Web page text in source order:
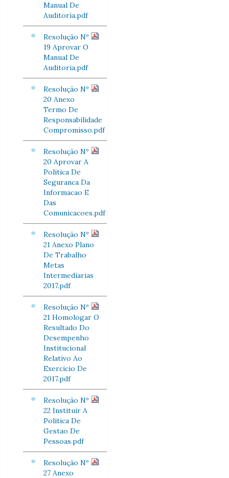
Manual De
Auditoria.pdf
Resolução Nº
19 Aprovar O
Manual De
Auditoria.pdf
Resolução Nº
20 Anexo
Termo De
Responsabilidade
Compromisso.pdf
Resolução Nº
20 Aprovar A
Politica De
Seguranca Da
Informacao E
Das
Comunicacoes.pdf
Resolução Nº
21 Anexo Plano
De Trabalho
Metas
Intermediarias
2017.pdf
Resolução Nº
21 Homologar O
Resultado Do
Desempenho
Institucional
Relativo Ao
Exercicio De
2017.pdf
Resolução Nº
22 Instituir A
Politica De
Gestao De
Pessoas.pdf
Resolução Nº
27 Anexo